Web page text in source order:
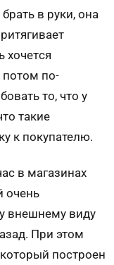
в руки, она
хочет­ся
потом по­
то, что у
такие
к покупателю.
в магазинах
очень
внешнему виду
При этом
постро­ен